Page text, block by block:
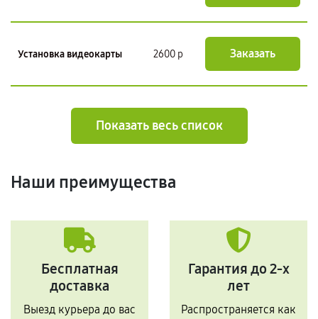
Установка видеокарты 2600 р Заказать
Показать весь список
Наши преимущества
Бесплатная
доставка
Выезд курьера до вас
Гарантия до 2-х
лет
Распространяется как